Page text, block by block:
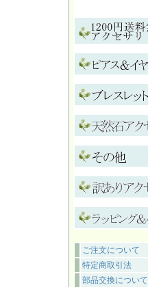
ご注文について
特定商取引法
部品交換について